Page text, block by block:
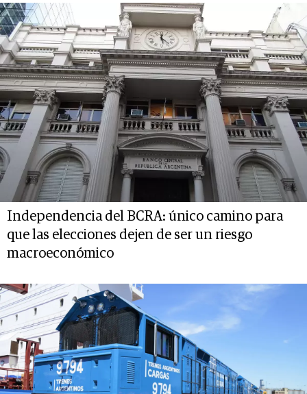
Independencia del BCRA: único camino para
que las elecciones dejen de ser un riesgo
macroeconómico